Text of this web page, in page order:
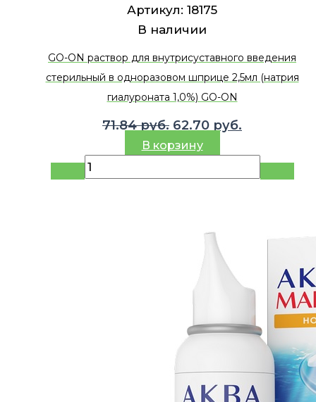
Артикул: 18175
В наличии
GO-ON раствор для внутрисуставного введения
стерильный в одноразовом шприце 2,5мл (натрия
гиалуроната 1,0%) GO-ON
71.84руб. Первоначальная
цена
71.84 руб..
62.70 руб.
62.70 руб..
В корзину